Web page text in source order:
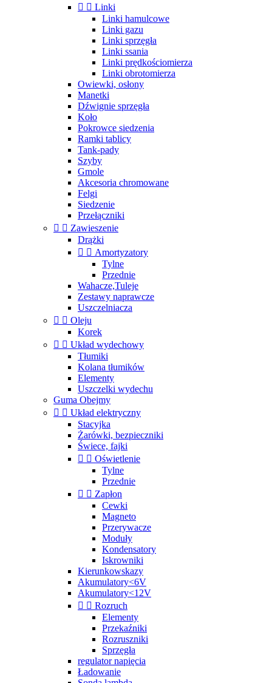
  Linki
Linki hamulcowe
Linki gazu
Linki sprzęgła
Linki ssania
Linki prędkościomierza
Linki obrotomierza
Owiewki, osłony
Manetki
Dźwignie sprzęgła
Koło
Pokrowce siedzenia
Ramki tablicy
Tank-pady
Szyby
Gmole
Akcesoria chromowane
Felgi
Siedzenie
Przełączniki
  Zawieszenie
Drążki
  Amortyzatory
Tylne
Przednie
Wahacze,Tuleje
Zestawy naprawcze
Uszczelniacza
  Oleju
Korek
  Układ wydechowy
Tłumiki
Kolana tłumików
Elementy
Uszczelki wydechu
Guma Obejmy
  Układ elektryczny
Stacyjka
Żarówki, bezpieczniki
Świece, fajki
  Oświetlenie
Tylne
Przednie
  Zapłon
Cewki
Magneto
Przerywacze
Moduły
Kondensatory
Iskrowniki
Kierunkowskazy
Akumulatory<6V
Akumulatory<12V
  Rozruch
Elementy
Przekaźniki
Rozruszniki
Sprzęgła
regulator napięcia
Ładowanie